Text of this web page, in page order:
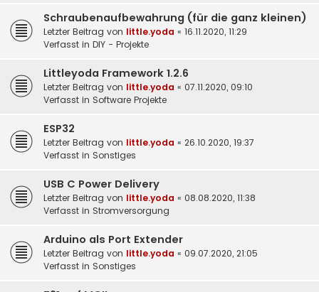
Schraubenaufbewahrung (für die ganz kleinen)
Letzter Beitrag von little.yoda « 16.11.2020, 11:29
Verfasst in DIY - Projekte
Littleyoda Framework 1.2.6
Letzter Beitrag von little.yoda « 07.11.2020, 09:10
Verfasst in Software Projekte
ESP32
Letzter Beitrag von little.yoda « 26.10.2020, 19:37
Verfasst in Sonstiges
USB C Power Delivery
Letzter Beitrag von little.yoda « 08.08.2020, 11:38
Verfasst in Stromversorgung
Arduino als Port Extender
Letzter Beitrag von little.yoda « 09.07.2020, 21:05
Verfasst in Sonstiges